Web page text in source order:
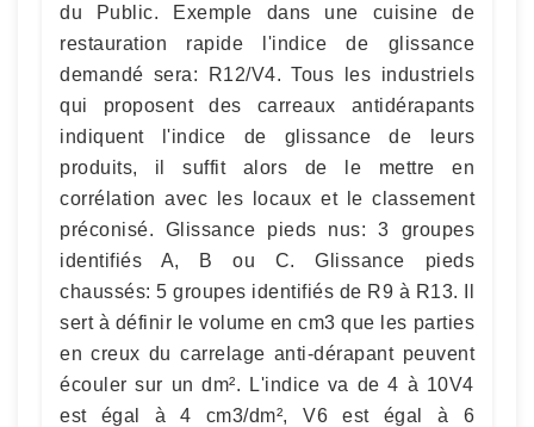
du Public. Exemple dans une cuisine de
restauration rapide l'indice de glissance
demandé sera: R12/V4. Tous les industriels
qui proposent des carreaux antidérapants
indiquent l'indice de glissance de leurs
produits, il suffit alors de le mettre en
corrélation avec les locaux et le classement
préconisé. Glissance pieds nus: 3 groupes
identifiés A, B ou C. Glissance pieds
chaussés: 5 groupes identifiés de R9 à R13. Il
sert à définir le volume en cm3 que les parties
en creux du carrelage anti-dérapant peuvent
écouler sur un dm². L'indice va de 4 à 10V4
est égal à 4 cm3/dm², V6 est égal à 6